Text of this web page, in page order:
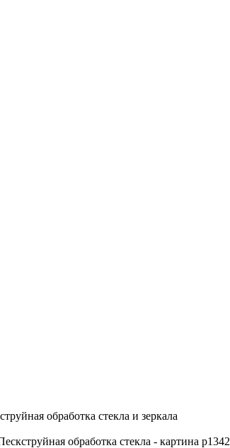
обработка стекла и зеркала
обработка стекла - картина p1342